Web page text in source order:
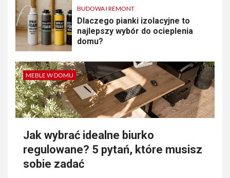
BUDOWA I REMONT
Dlaczego pianki izolacyjne to
najlepszy wybór do ocieplenia
domu?
MEBLE W DOMU
Jak wybrać idealne biurko
regulowane? 5 pytań, które musisz
sobie zadać